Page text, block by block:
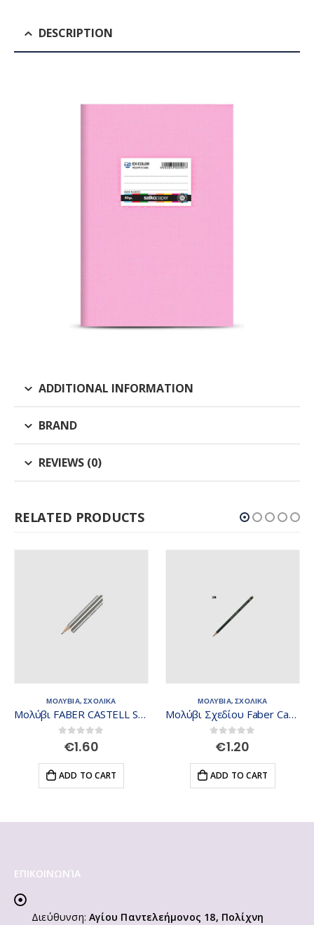
DESCRIPTION
ADDITIONAL INFORMATION
BRAND
REVIEWS (0)
RELATED PRODUCTS
ΜΟΛΥΒΙΑ,ΣΧΟΛΙΚΑ
Μολύβι FABER CASTELL Sparkle B ασημί 118213
out of 5
€1.60
ADD TO CART
ΜΟΛΥΒΙΑ,ΣΧΟΛΙΚΑ
Μολύβι Σχεδίου Faber Castell 9000 2B 119002
out of 5
€1.20
ADD TO CART
ΕΠΙΚΟΙΝΩΝΊΑ
Διεύθυνση: Αγίου Παντελεήμονος 18, Πολίχνη